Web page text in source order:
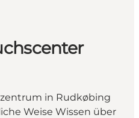
in Rudkøbing
Weise Wissen über